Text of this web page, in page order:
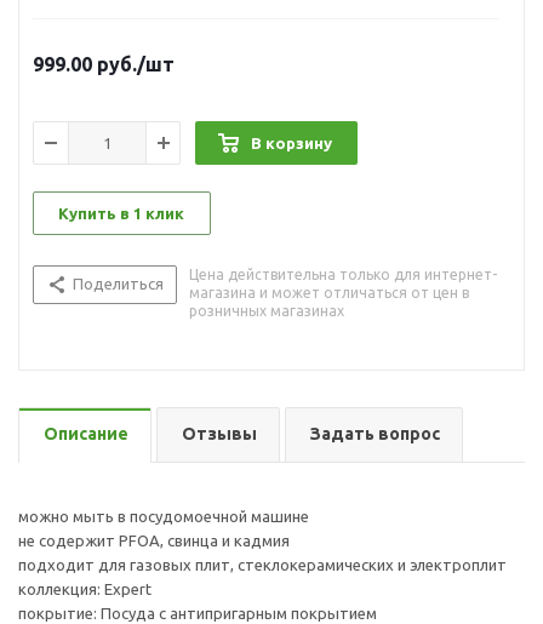
999.00 руб./шт
В корзину
Купить в 1 клик
Поделиться
Цена действительна только для интернет-
магазина и может отличаться от цен в
розничных магазинах
Описание Отзывы Задать вопрос
можно мыть в посудомоечной машине
не содержит PFOA, свинца и кадмия
подходит для газовых плит, стеклокерамических и электроплит
коллекция: Expert
покрытие: Посуда с антипригарным покрытием